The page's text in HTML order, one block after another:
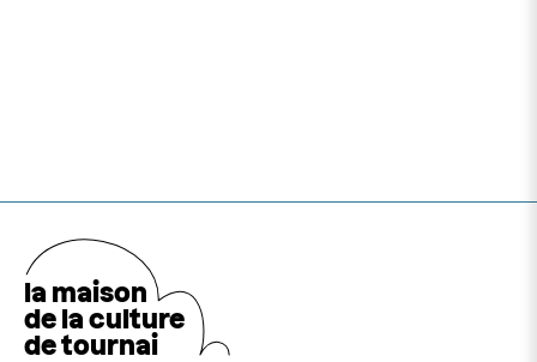
la maison
de la culture
de tournai